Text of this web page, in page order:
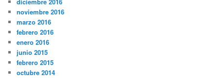
diciembre 2016
noviembre 2016
marzo 2016
febrero 2016
enero 2016
junio 2015
febrero 2015
octubre 2014